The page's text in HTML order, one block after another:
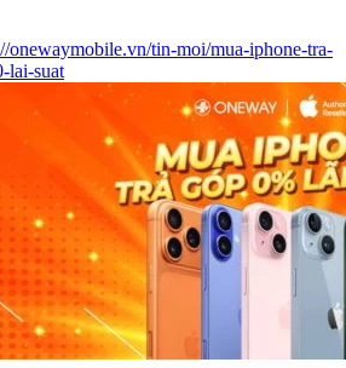
onewaymobile.vn/tin-moi/mua-iphone-tra-
lai-suat